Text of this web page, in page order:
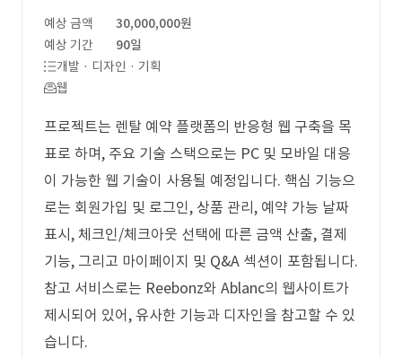
예상 금액
30,000,000원
예상 기간
90일
개발 · 디자인 · 기획
웹
프로젝트는 렌탈 예약 플랫폼의 반응형 웹 구축을 목
표로 하며, 주요 기술 스택으로는 PC 및 모바일 대응
이 가능한 웹 기술이 사용될 예정입니다. 핵심 기능으
로는 회원가입 및 로그인, 상품 관리, 예약 가능 날짜
표시, 체크인/체크아웃 선택에 따른 금액 산출, 결제
기능, 그리고 마이페이지 및 Q&A 섹션이 포함됩니다.
참고 서비스로는 Reebonz와 Ablanc의 웹사이트가
제시되어 있어, 유사한 기능과 디자인을 참고할 수 있
습니다.